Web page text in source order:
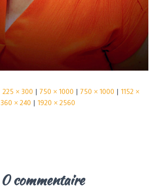
225 × 300 | 750 × 1000 | 750 × 1000 | 1152 ×
360 × 240 | 1920 × 2560
0 commentaire